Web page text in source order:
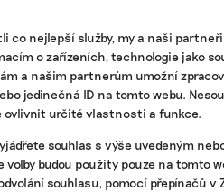
co nejlepší služby, my a naši
o zařízeních, technologie jako
a našim partnerům umožní
jedinečná ID na tomto webu.
ovlivnit určité vlastnosti a funkce.
souhlas s výše uvedeným
volby budou použity pouze na tomto
souhlasu, pomocí přepínačů v
(porcelán).
biopotraviny, nebo běžné
a biopotraviny, ale
a jak?Nevím.